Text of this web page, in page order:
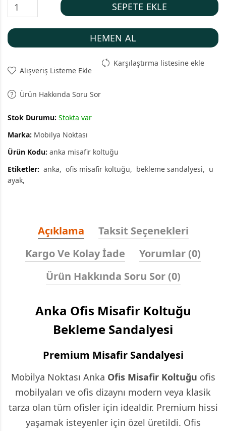
SEPETE EKLE
HEMEN AL
Alışveriş Listeme Ekle
Karşılaştırma listesine ekle
Ürün Hakkında Soru Sor
Stok Durumu: Stokta var
Marka: Mobilya Noktası
Ürün Kodu: anka misafir koltuğu
Etiketler: anka ofis misafir koltuğu bekleme sandalyesi
u
ayak
Açıklama
Taksit Seçenekleri
Kargo Ve Kolay İade
Yorumlar (0)
Ürün Hakkında Soru Sor (0)
Anka Ofis Misafir Koltuğu
Bekleme Sandalyesi
Premium Misafir Sandalyesi
Mobilya Noktası Anka Ofis Misafir Koltuğu ofis
mobilyaları ve ofis dizaynı modern veya klasik
tarza olan tüm ofisler için idealdir. Premium hissi
yaşamak isteyenler için özel üretildi. Ofis